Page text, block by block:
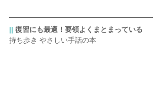
|| 復習にも最適！要領よくまとまっている
持ち歩き やさしい手話の本